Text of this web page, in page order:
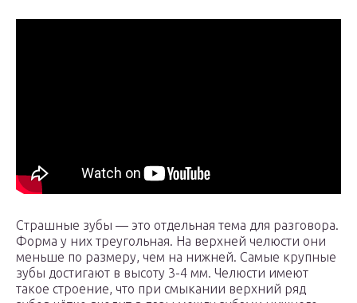
Страшные зубы — это отдельная тема для разговора.
Форма у них треугольная. На верхней челюсти они
меньше по размеру, чем на нижней. Самые крупные
зубы достигают в высоту 3-4 мм. Челюсти имеют
такое строение, что при смыкании верхний ряд